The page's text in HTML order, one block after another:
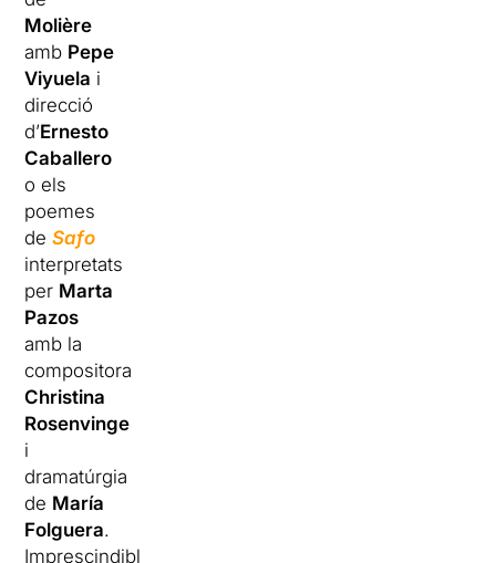
Molière
amb Pepe
Viyuela i
direcció
d’Ernesto
Caballero
o els
poemes
deSafo
interpretats
per Marta
Pazos
amb la
compositora
Christina
Rosenvinge
i
dramatúrgia
de María
Folguera.
Imprescindible